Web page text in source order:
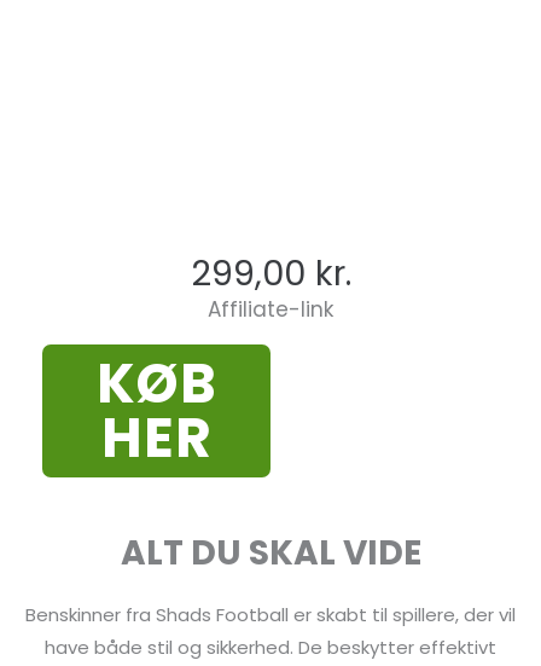
299,00 kr.
Affiliate-link
KØB
HER
ALT DU SKAL VIDE
Benskinner fra Shads Football er skabt til spillere, der vil
have både stil og sikkerhed. De beskytter effektivt